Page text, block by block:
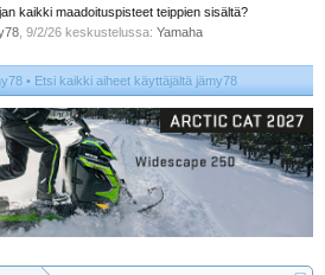
kaikki maadoituspisteet teippien sisältä?
9/2/26 keskustelussa: Yamaha
Etsi kaikki aiheet käyttäjältä jämy78